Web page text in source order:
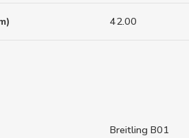
42.00
Breitling B01